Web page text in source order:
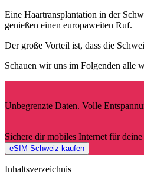
Eine Haartransplantation in der
genießen einen europaweiten Ruf.
Der große Vorteil ist, dass die
Schauen wir uns im Folgenden alle
Unbegrenzte Daten. Volle
Sichere dir mobiles Internet für
eSIM Schweiz kaufen
Inhaltsverzeichnis